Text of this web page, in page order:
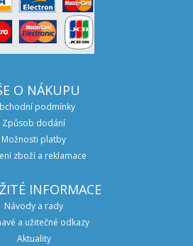
O NÁKUPU
podmínky
Způsob dodání
Možnosti platby
zboží a reklamace
INFORMACE
Návody a rady
a užitečné odkazy
Aktuality